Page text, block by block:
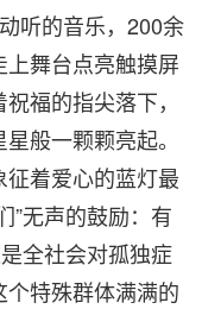
听的音乐，200余
舞台点亮触摸屏
福的指尖落下，
般一颗颗亮起。
着爱心的蓝灯最
”无声的鼓励：有
全社会对孤独症
特殊群体满满的